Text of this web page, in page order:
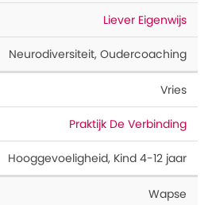
Liever Eigenwijs
Neurodiversiteit, Oudercoaching
Vries
Praktijk De Verbinding
Hooggevoeligheid, Kind 4-12 jaar
Wapse